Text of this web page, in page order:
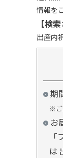
情報を
【検
出産内
期
※ご
お
は